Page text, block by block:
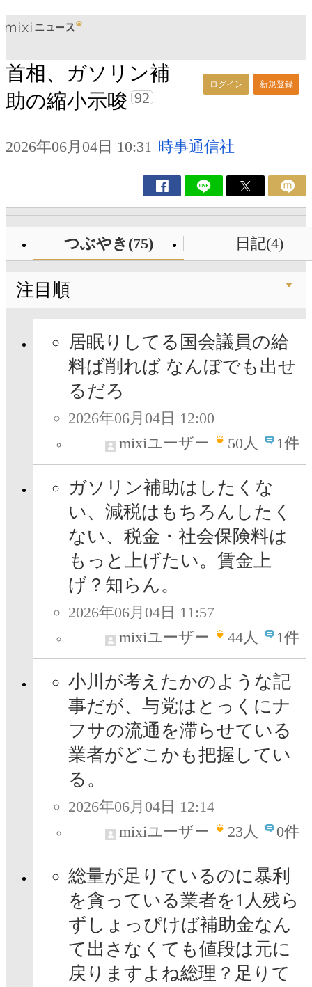
ログイン 新規登録
首相、ガソリン補
助の縮小示唆 92
2026年06月04日 10:31 時事通信社
つぶやき(75) 日記(4)
注目順
居眠りしてる国会議員の給
料ば削れば なんぼでも出せ
るだろ
2026年06月04日 12:00
mixiユーザー
50人 1件
ガソリン補助はしたくな
い、減税はもちろんしたく
ない、税金・社会保険料は
もっと上げたい。賃金上
げ？知らん。
2026年06月04日 11:57
mixiユーザー
44人 1件
小川が考えたかのような記
事だが、与党はとっくにナ
フサの流通を滞らせている
業者がどこかも把握してい
る。
2026年06月04日 12:14
mixiユーザー
23人 0件
総量が足りているのに暴利
を貪っている業者を1人残ら
ずしょっぴけば補助金なん
て出さなくても値段は元に
戻りますよね総理？足りて